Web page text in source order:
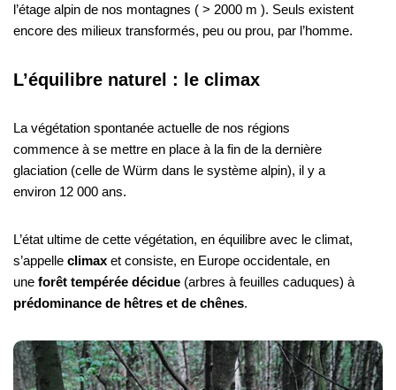
l’étage alpin de nos montagnes ( > 2000 m ). Seuls existent
encore des milieux transformés, peu ou prou, par l’homme.
L’équilibre naturel : le climax
La végétation spontanée actuelle de nos régions
commence à se mettre en place à la fin de la dernière
glaciation (celle de Würm dans le système alpin), il y a
environ 12 000 ans.
L’état ultime de cette végétation, en équilibre avec le climat,
s’appelle climax et consiste, en Europe occidentale, en
une forêt tempérée décidue (arbres à feuilles caduques) à
prédominance de hêtres et de chênes.